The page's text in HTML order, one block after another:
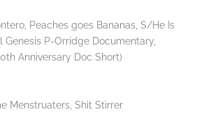
Peaches goes Bananas, S/He Is
P-Orridge Documentary,
Anniversary Doc Short)
Menstruaters, Shit Stirrer